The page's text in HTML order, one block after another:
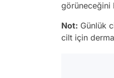
görüneceğini
Not: Günlük
cilt için